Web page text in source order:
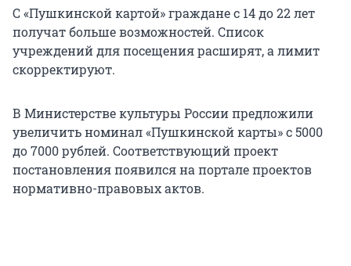
С «Пушкинской картой» граждане с 14 до 22 лет
получат больше возможностей. Список
учреждений для посещения расширят, а лимит
скорректируют.
В Министерстве культуры России предложили
увеличить номинал «Пушкинской карты» с 5000
до 7000 рублей. Соответствующий проект
постановления появился на портале проектов
нормативно-правовых актов.